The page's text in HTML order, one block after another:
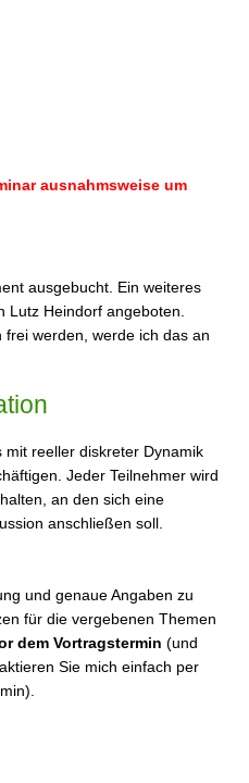
ausnahmsweise um
ausgebucht. Ein weiteres
Lutz Heindorf angeboten.
werden, werde ich das an
reeller diskreter Dynamik
Jeder Teilnehmer wird
an den sich eine
anschließen soll.
und genaue Angaben zu
für die vergebenen Themen
dem Vortragstermin (und
Sie mich einfach per